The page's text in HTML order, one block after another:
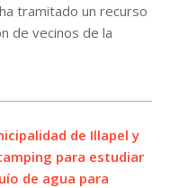
tramitado un recurso
de vecinos de la
de Illapel y
para estudiar
de agua para